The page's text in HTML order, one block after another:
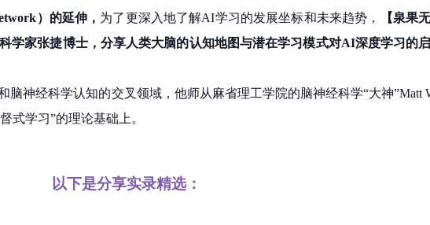
）的延伸， 为了更深入地了解AI学习的发展坐标和未来趋势，
【泉果
学家张捷博士，分享人类大脑的认知地图与潜在学习模式对AI深度学习的
神经科学认知的交叉领域，他师从麻省理工学院的脑神经科学“大神”Matt
式学习”的理论基础上。
以下是分享实录精选：